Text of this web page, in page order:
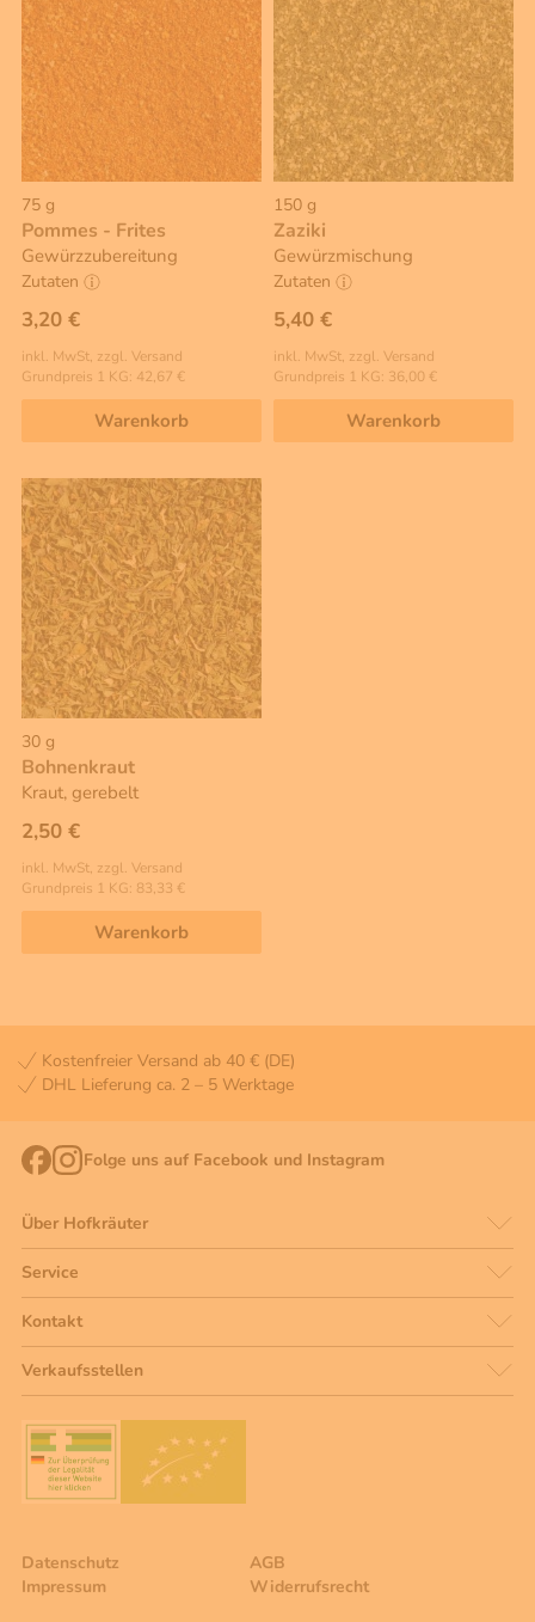
75 g
Pommes - Frites
Gewürzzubereitung
Zutaten
3,20 €
inkl. MwSt, zzgl. Versand
Grundpreis 1 KG: 42,67 €
Warenkorb
150 g
Zaziki
Gewürzmischung
Zutaten
5,40 €
inkl. MwSt, zzgl. Versand
Grundpreis 1 KG: 36,00 €
Warenkorb
30 g
Bohnenkraut
Kraut, gerebelt
2,50 €
inkl. MwSt, zzgl. Versand
Grundpreis 1 KG: 83,33 €
Warenkorb
Kostenfreier Versand ab 40 € (DE)
DHL Lieferung ca. 2 – 5 Werktage
Folge uns auf Facebook und Instagram
Über Hofkräuter
Service
Kontakt
Verkaufsstellen
Datenschutz
AGB
Impressum
Widerrufsrecht